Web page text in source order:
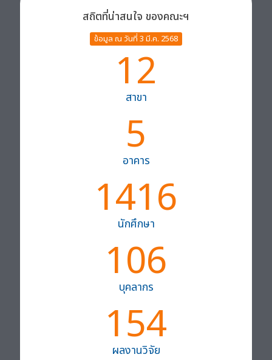
สถิตที่น่าสนใจ ของคณะฯ
ข้อมูล ณ วันที่ 3 มี.ค. 2568
12
สาขา
5
อาคาร
1416
นักศึกษา
106
บุคลากร
154
ผลงานวิจัย